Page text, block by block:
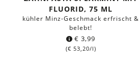
FLUORID, 75 ML
kühler Minz-Geschmack erfrischt &
belebt!
€ 3,99
(€ 53,20/l)